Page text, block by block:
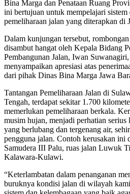
Bina Marga dan Penataan Ruang
ini bertujuan untuk mempelajari sistem
pemeliharaan jalan yang diterapkan di
Dalam kunjungan tersebut,
disambut hangat oleh Kepala Bidang
Pembangunan Jalan, Iwan
menyampaikan apresiasi atas
dari pihak Dinas Bina Marga Jawa
Tantangan Pemeliharaan Jalan di
Tengah, terdapat sekitar 1.700
memerlukan pemeliharaan berkala.
musim hujan, menjadi perhatian serius
yang berlubang dan tergenang air,
pengguna jalan. Contoh kerusakan ini
Samudera III Palu, ruas jalan Luwuk
Kalawara-Kulawi.
“Keterlambatan dalam penanganan
buruknya kondisi jalan di wilayah